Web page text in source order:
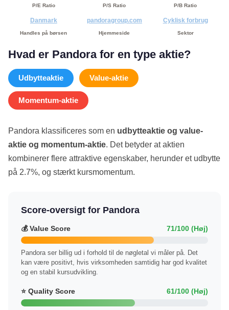
P/E Ratio P/S Ratio P/B Ratio
Danmark
Handles på børsen
pandoragroup.com
Hjemmeside
Cyklisk forbrug
Sektor
Hvad er Pandora for en type aktie?
Udbytteaktie Value-aktie
Momentum-aktie
Pandora klassificeres som en udbytteaktie og value-
aktie og momentum-aktie. Det betyder at aktien
kombinerer flere attraktive egenskaber, herunder et udbytte
på 2.7%, og stærkt kursmomentum.
Score-oversigt for Pandora
💰 Value Score 71/100 (Høj)
Pandora ser billig ud i forhold til de nøgletal vi måler på. Det
kan være positivt, hvis virksomheden samtidig har god kvalitet
og en stabil kursudvikling.
⭐ Quality Score 61/100 (Høj)